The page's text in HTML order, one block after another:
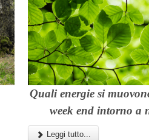
Quali energie si
week end intorno a
Leggi tutto...